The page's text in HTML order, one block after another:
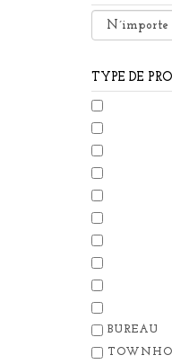
TYPE DE
BUREAU